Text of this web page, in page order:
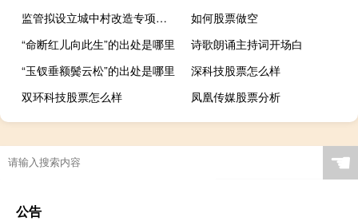
监管拟设立城中村改造专项借款
如何股票做空
“命断红儿向此生”的出处是哪里
诗歌朗诵主持词开场白
“玉钗垂额鬓云松”的出处是哪里
深科技股票怎么样
双环科技股票怎么样
凤凰传媒股票分析
☚
公告